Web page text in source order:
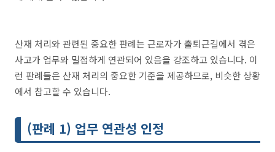
산재 처리와 관련된 중요한 판례는 근로자가 출퇴근길에서 겪은
사고가 업무와 밀접하게 연관되어 있음을 강조하고 있습니다. 이
런 판례들은 산재 처리의 중요한 기준을 제공하므로, 비슷한 상황
에서 참고할 수 있습니다.
(판례 1) 업무 연관성 인정